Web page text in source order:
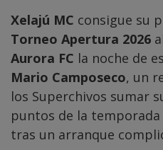
Xelajú MC consigue su
Torneo Apertura 2026
Aurora FC la noche de
Mario Camposeco, un
los Superchivos sumar
puntos de la
tras un arranque